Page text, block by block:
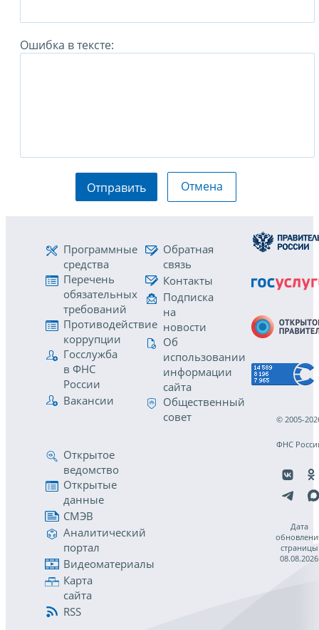
Ошибка в тексте:
Отправить Отмена
Программные
средства
Перечень
обязательных
требований
Противодействие
коррупции
Госслужба
в ФНС
России
Вакансии
Обратная
связь
Контакты
Подписка
на
новости
Об
использовании
информации
сайта
Общественный
совет
Открытое
ведомство
Открытые
данные
СМЭВ
Аналитический
портал
Видеоматериалы
Карта
сайта
RSS
© 2005-
ФНС
Дата
страницы
08.08.2026